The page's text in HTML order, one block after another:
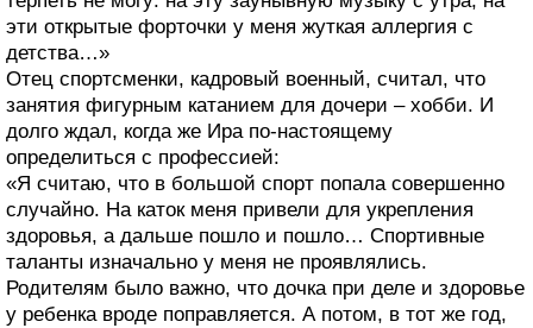
эти открытые форточки у меня жуткая аллергия с
детства…»
Отец спортсменки, кадровый военный, считал, что
занятия фигурным катанием для дочери – хобби. И
долго ждал, когда же Ира по-настоящему
определиться с профессией:
«Я считаю, что в большой спорт попала совершенно
случайно. На каток меня привели для укрепления
здоровья, а дальше пошло и пошло… Спортивные
таланты изначально у меня не проявлялись.
Родителям было важно, что дочка при деле и здоровье
у ребенка вроде поправляется. А потом, в тот же год,